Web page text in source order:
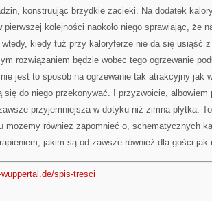
konstruując brzydkie zacieki. Na dodatek
pierwszej kolejności naokoło niego sprawiając, że
kiedy tuż przy kaloryferze nie da się usiąść
rozwiązaniem będzie wobec tego ogrzewanie
jest to sposób na ogrzewanie tak atrakcyjny jak
się do niego przekonywać. I przyzwoicie, albowiem
przyjemniejsza w dotyku niż zimna płytka.
możemy również zapomnieć o, schematycznych
jakim są od zawsze również dla gości jak
spis-tresci